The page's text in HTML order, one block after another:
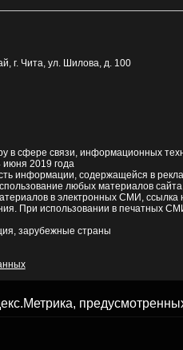
г. Чита, ул. Шилова, д. 100
в сфере связи, информационных
2019 года
информации, содержащейся в
любых материалов
в электронных СМИ,
При использовании в печатных
зарубежные страны